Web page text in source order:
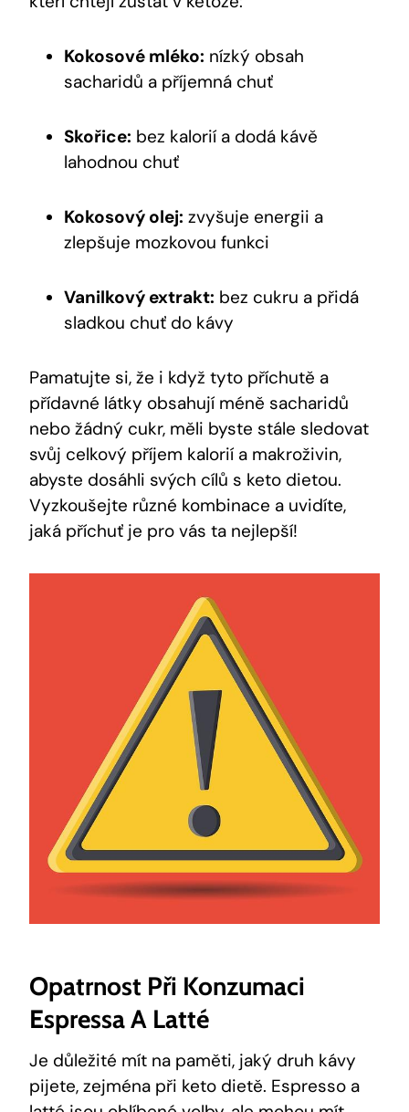
Kokosové mléko: nízký obsah
sacharidů a příjemná chuť
Skořice: bez kalorií a dodá kávě
lahodnou chuť
Kokosový olej: zvyšuje energii a
zlepšuje mozkovou funkci
Vanilkový extrakt: bez cukru a přidá
sladkou chuť do kávy
Pamatujte si, že i když tyto příchutě a
přídavné látky obsahují méně sacharidů
nebo žádný cukr, měli byste stále sledovat
svůj celkový příjem kalorií a makroživin,
abyste dosáhli svých cílů s keto dietou.
Vyzkoušejte různé kombinace a uvidíte,
jaká příchuť je pro vás ta nejlepší!
Opatrnost Při Konzumaci
Espressa A Latté
Je důležité mít na paměti, jaký druh kávy
pijete, zejména při keto dietě. Espresso a